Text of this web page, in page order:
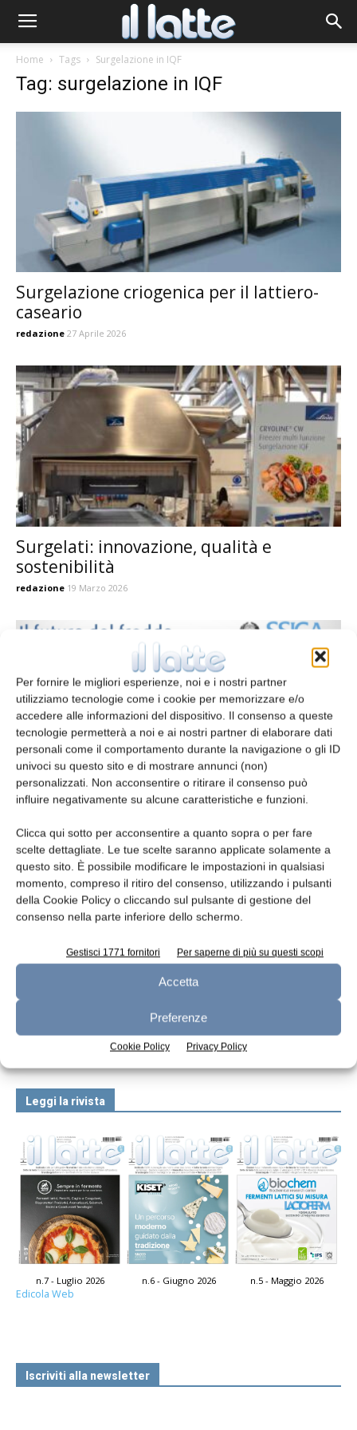
Per fornire le migliori esperienze, noi e i nostri partner
utilizziamo tecnologie come i cookie per memorizzare e/o
accedere alle informazioni del dispositivo. Il consenso a queste
tecnologie permetterà a noi e ai nostri partner di elaborare dati
personali come il comportamento durante la navigazione o gli ID
univoci su questo sito e di mostrare annunci (non)
personalizzati. Non acconsentire o ritirare il consenso può
influire negativamente su alcune caratteristiche e funzioni.
Clicca qui sotto per acconsentire a quanto sopra o per fare
scelte dettagliate. Le tue scelte saranno applicate solamente a
questo sito. È possibile modificare le impostazioni in qualsiasi
momento, compreso il ritiro del consenso, utilizzando i pulsanti
della Cookie Policy o cliccando sul pulsante di gestione del
consenso nella parte inferiore dello schermo.
Gestisci 1771 fornitori Per saperne di più su questi scopi
Accetta
Preferenze
Cookie Policy Privacy Policy
Home Tags Surgelazione in IQF
Tag: surgelazione in IQF
Surgelazione criogenica per il lattiero-
caseario
redazione 27 Aprile 2026
Surgelati: innovazione, qualità e
sostenibilità
redazione 19 Marzo 2026
Seminario sulla surgelazione alimentare
Surgelazione IQF dei prodotti caseari
Leggi la rivista
n.7 - Luglio 2026 n.6 - Giugno 2026 n.5 - Maggio 2026
Edicola Web
Iscriviti alla newsletter